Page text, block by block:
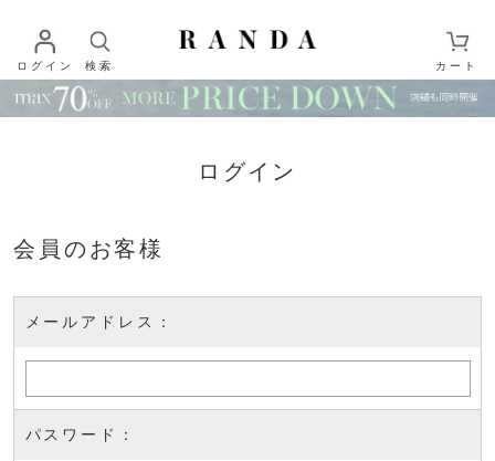
ログイン 検索 カート
ログイン
会員のお客様
メールアドレス：
パスワード：